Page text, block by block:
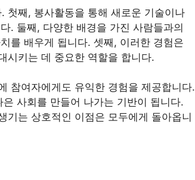
첫째, 봉사활동을 통해 새로운 기술이나
. 둘째, 다양한 배경을 가진 사람들과의
를 배우게 됩니다. 셋째, 이러한 경험은
시키는 데 중요한 역할을 합니다.
참여자에게도 유익한 경험을 제공합니다.
사회를 만들어 나가는 기반이 됩니다.
기는 상호적인 이점은 모두에게 돌아옵니